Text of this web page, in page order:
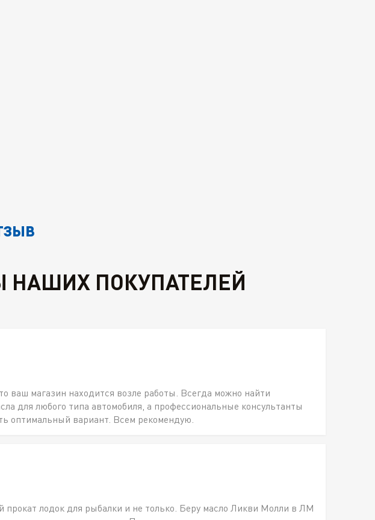
НАШИХ ПОКУПАТЕЛЕЙ
ваш магазин находится возле работы. Всегда можно найти
для любого типа автомобиля, а профессиональные консультанты
оптимальный вариант. Всем рекомендую.
прокат лодок для рыбалки и не только. Беру масло Ликви Молли в ЛМ